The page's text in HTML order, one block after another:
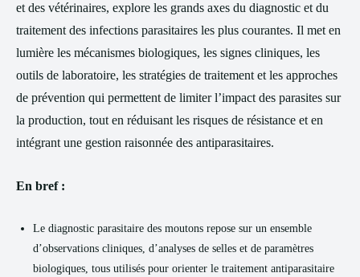
et des vétérinaires, explore les grands axes du diagnostic et du
traitement des infections parasitaires les plus courantes. Il met en
lumière les mécanismes biologiques, les signes cliniques, les
outils de laboratoire, les stratégies de traitement et les approches
de prévention qui permettent de limiter l’impact des parasites sur
la production, tout en réduisant les risques de résistance et en
intégrant une gestion raisonnée des antiparasitaires.
En bref :
Le diagnostic parasitaire des moutons repose sur un ensemble
d’observations cliniques, d’analyses de selles et de paramètres
biologiques, tous utilisés pour orienter le traitement antiparasitaire